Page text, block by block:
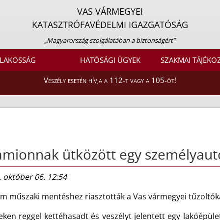
VAS VÁRMEGYEI
KATASZTRÓFAVÉDELMI IGAZGATÓSÁG
„Magyarország szolgálatában a biztonságért”
LAKOSSÁG HATÓSÁGI ÜGYEK SZAKMAI
Veszély esetén hívja a 112-t vagy a 105-öt!
ütközött egy
október 06. 12:54
műszaki mentéshez riasztották a Vas vármegyei
reggel kettéhasadt és veszélyt jelentett egy